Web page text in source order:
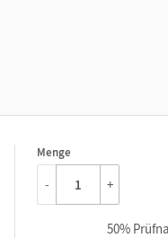
Menge
1
- +
50%